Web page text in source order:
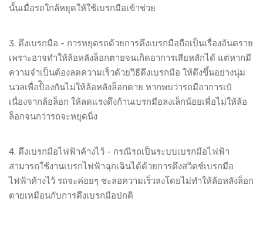
นั้นเมื่อรถใกล้หยุดให้ใช้เบรกมือเข้าช่วย
3. ดึงเบรกมือ - การหยุดรถด้วยการดึงเบรกมือถือเป็นเรื่องอันตราย
เพราะอาจทำให้ล้อหลังล็อกตายจนเกิดอาการเสียหลักได้ แต่หากมี
ความจำเป็นต้องลดความเร็วด้วยวิธีดึงเบรกมือ ให้ดึงขึ้นอย่างนุ่ม
นวลเพื่อป้ิองกันไม่ให้ล้อหลังล็อกตาย หากพบว่ารถมีอาการเป๋
เนื่องจากล้อล็อก ให้ลดแรงดึงก้านเบรกมือลงเล็กน้อยเพื่อไม่ให้ล้อ
ล็อกจนกว่ารถจะหยุดนิ่ง
4. ดึงเบรกมือไฟฟ้าค้างไว้ - กรณีรถเป็นระบบเบรกมือไฟฟ้า
สามารถใช้งานเบรกไฟฟ้าฉุกเฉินได้ด้วยการดึงสวิตช์เบรกมือ
ไฟฟ้าค้างไว้ รถจะค่อยๆ ชะลอความเร็วลงโดยไม่ทำให้ล้อหลังล็อก
ตายเหมือนกับการดึงเบรกมือปกติ